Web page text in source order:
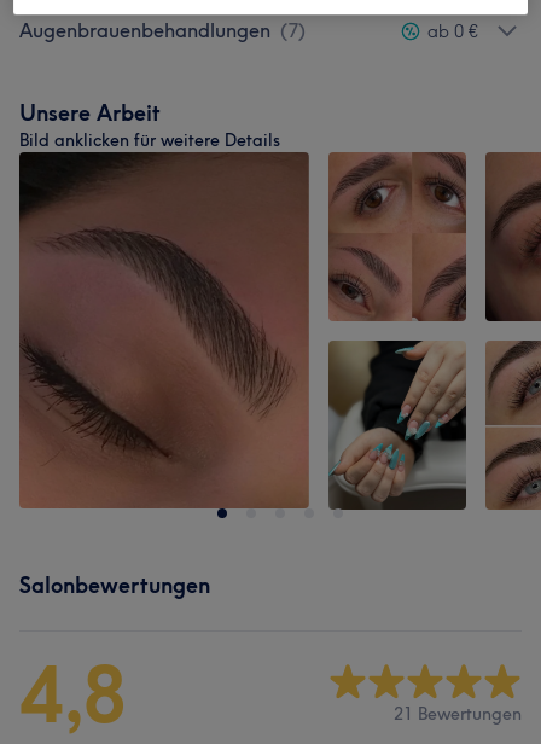
Augenbrauenbehandlungen (7) ab 0 €
Unsere Arbeit
Bild anklicken für weitere Details
Salonbewertungen
4,8 21 Bewertungen